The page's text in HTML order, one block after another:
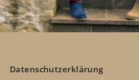
Datenschutzerklärung